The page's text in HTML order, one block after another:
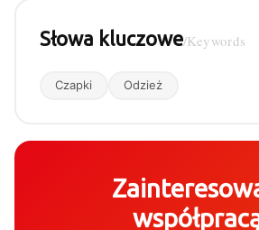
Słowa kluczowe/Keywords
Czapki Odzież